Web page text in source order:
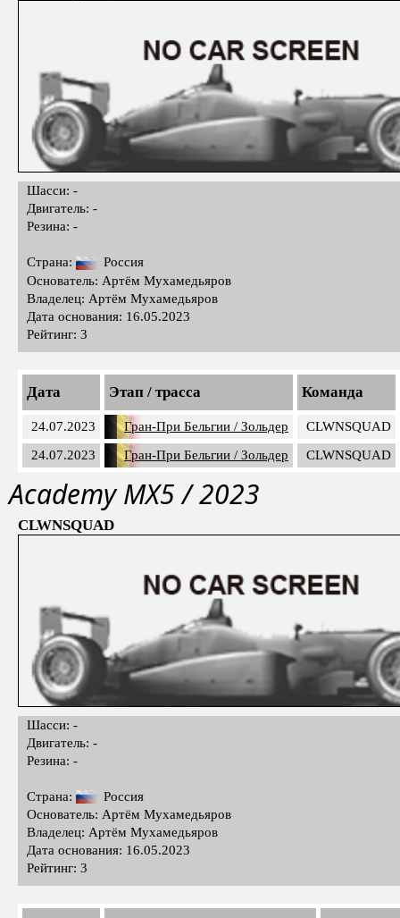
Шасси: -
Двигатель: -
Резина: -
Страна:
Россия
Основатель: Артём Мухамедьяров
Владелец: Артём Мухамедьяров
Дата основания: 16.05.2023
Рейтинг: 3
Дата Этап / трасса Команда
24.07.2023 Гран-При Бельгии / Зольдер
CLWNSQUAD
24.07.2023
Гран-При Бельгии / Зольдер CLWNSQUAD
Academy MX5 / 2023
CLWNSQUAD
Шасси: -
Двигатель: -
Резина: -
Страна:
Россия
Основатель: Артём Мухамедьяров
Владелец: Артём Мухамедьяров
Дата основания: 16.05.2023
Рейтинг: 3